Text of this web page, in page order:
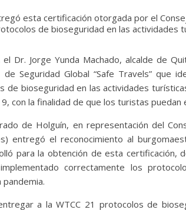
esta certificación otorgada por el
de bioseguridad en las actividades
Dr. Jorge Yunda Machado, alcalde de
Seguridad Global “Safe Travels” que
de bioseguridad en las actividades
con la finalidad de que los turistas
de Holguín, en representación del
entregó el reconocimiento al
para la obtención de esta certificación,
correctamente los
a la WTCC 21 protocolos de